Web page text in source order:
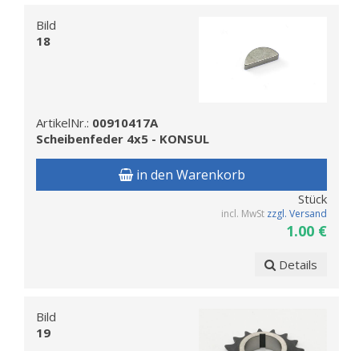
Bild
18
ArtikelNr.: 00910417A
Scheibenfeder 4x5 - KONSUL
in den Warenkorb
Stück
incl. MwSt zzgl. Versand
1.00 €
Details
Bild
19